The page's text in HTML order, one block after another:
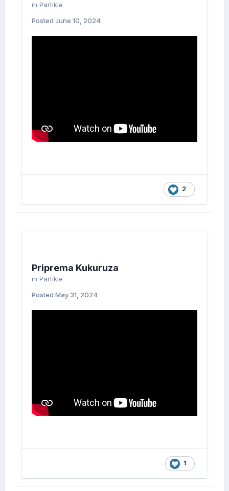
in Partikle
Posted June 10, 2024
2
Priprema Kukuruza
in Partikle
Posted May 31, 2024
1